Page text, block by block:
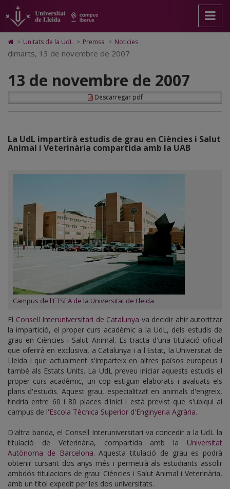
13
de
novembre
de
2007
pàgina
principal.
Universitat
Lleida
contingut
principal
Mapa
Web.
Universitat
Cerca
Accessibilitat.
Universitat
Lleida
Icono
de
Home
ir
a
página
de
> Unitats de la UdL > Premsa > Noticies
dimarts, 13 de novembre de 2007
13 de novembre de 2007
Descarregar pdf
La UdL impartirà estudis de grau en Ciències i Salut
Animal i Veterinària compartida amb la UAB
Campus de l'ETSEA de la Universitat de Lleida
El Consell Interuniversitari de Catalunya va decidir ahir autoritzar
la impartició, el proper curs acadèmic a la UdL, dels estudis de
grau en Ciències i Salut Animal. Es tracta d'una titulació oficial
que oferirà en exclusiva, a Catalunya i a l'Estat, la Universitat de
Lleida i que actualment s'imparteix en altres països europeus i
també als Estats Units. La UdL preveu iniciar aquests estudis el
proper curs acadèmic, un cop estiguin elaborats i avaluats els
plans d'estudis. Aquest grau, especialitzat en animals d'engreix,
tindria entre 60 i 80 places d'inici i està previst que s'ubiqui al
campus de l'Escola Tècnica Superior d'Enginyeria Agrària.
D'altra banda, el Consell Interuniversitari va concedir a la UdL la
titulació de Veterinària, compartida amb la Universitat
Autònoma de Barcelona. Aquesta titulació de grau es podrà
obtenir cursant dos anys més i permetrà als estudiants assolir
ambdós titulacions de grau: Ciències i Salut Animal i Veterinària,
amb un títol expedit per les dos universitats.